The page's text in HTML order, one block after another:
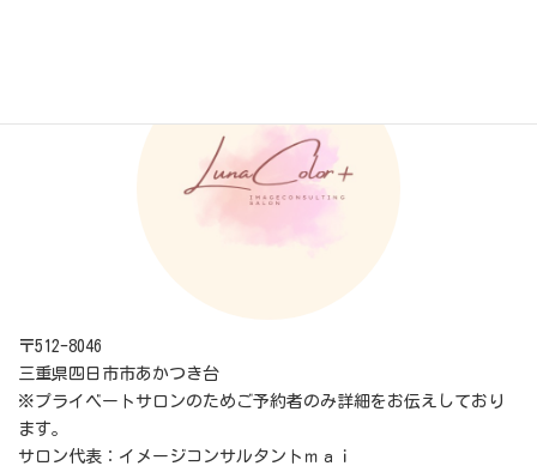
〒512-8046
三重県四日市市あかつき台
※プライベートサロンのためご予約者のみ詳細をお伝えしており
ます。
サロン代表：イメージコンサルタントｍａｉ